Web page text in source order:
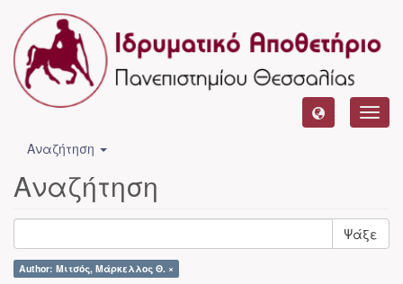
Αναζήτηση
Αναζήτηση
Ψάξε
Author: Μιτσός, Μάρκελλος Θ. ×